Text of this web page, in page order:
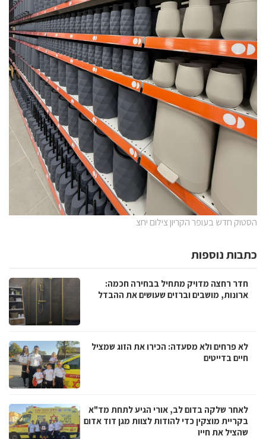
הסטוק חדש בעופר הקריון צילום יחצ
כתבות נוספות
חדר רחצה מדויק מתחיל בבחירה חכמה:
ארונות, מושבים וברזים שעושים את ההבדל
לא פרחים ולא מסעדה: הכירו את הזוג שמציל
חיים בדייטים
לאחר שלקה בדום לב, אורי הגיע לתחת מד"א
בקריית מוצקין כדי להודות לצוות מגן דוד אדום
שהציל את חייו